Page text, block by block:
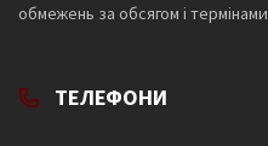
обмежень за обсягом і термінами
ТЕЛЕФОНИ